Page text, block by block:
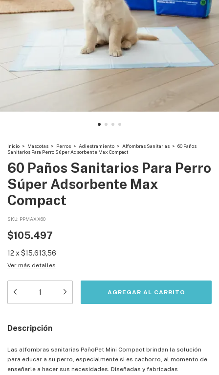
Inicio > Mascotas > Perros > Adiestramiento > Alfombras Sanitarias > 60 Paños
Sanitarios Para Perro Súper Adsorbente Max Compact
60 Paños Sanitarios Para Perro
Súper Adsorbente Max
Compact
SKU: PPMAXX60
$105.497
12 x $15.613,56
Ver más detalles
Descripción
Las alfombras sanitarias PañoPet Mini Compact brindan la solución
para educar a su perro, especialmente si es cachorro, al momento de
enseñarle a hacer sus necesidades. Diseñadas y fabricadas